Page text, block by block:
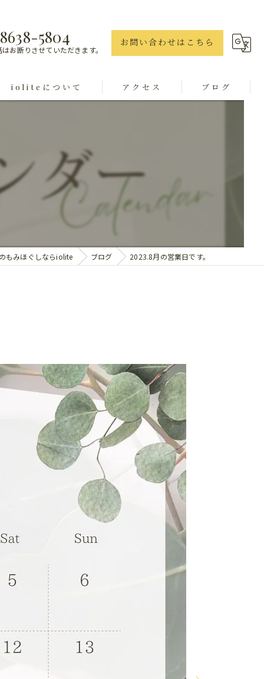
5804
お断りさせていただきます。
お問い合わせはこちら
ioliteについて
腸もみ
アクセス ブログ
もみほぐしならiolite ブログ 2023.8月の営業日です。